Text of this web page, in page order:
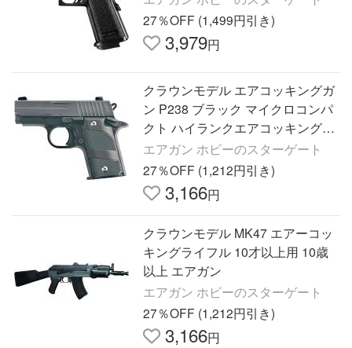
27％OFF (1,499円引き)
3,979円
クラウンモデル エアコッキングガ
ン P238 ブラック マイクロコンパ
クト ハイランクエアコッキングガ
ン 10才以上用
エアガン ホビーのスターゲート
27％OFF (1,212円引き)
3,166円
クラウンモデル MK47 エアーコッ
キングライフル 10才以上用 10歳
以上 エアガン
エアガン ホビーのスターゲート
27％OFF (1,212円引き)
3,166円